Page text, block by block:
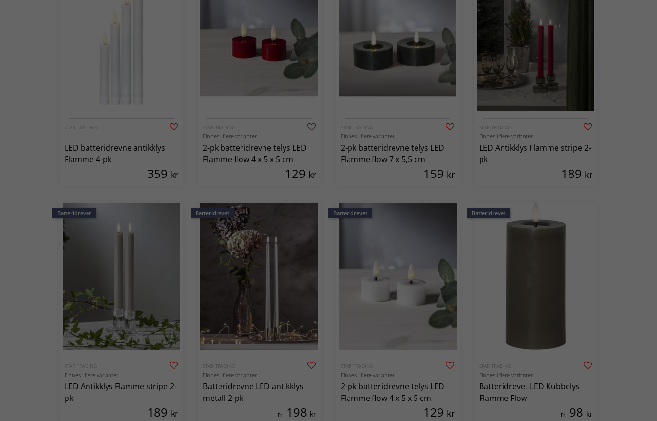
STAR TRADING
LED batteridrevne antikklys
Flamme 4-pk
359 kr
STAR TRADING
Finnes i flere varianter
2-pk batteridrevne telys LED
Flamme flow 4 x 5 x 5 cm
129 kr
STAR TRADING
Finnes i flere varianter
2-pk batteridrevne telys LED
Flamme flow 7 x 5,5 cm
159 kr
STAR TRADING
Finnes i flere varianter
LED Antikklys Flamme stripe 2-
pk
189 kr
Batteridrevet
STAR TRADING
Finnes i flere varianter
LED Antikklys Flamme stripe 2-
pk
189 kr
Batteridrevet
STAR TRADING
Finnes i flere varianter
Batteridrevne LED antikklys
metall 2-pk
Fr. 198 kr
Batteridrevet
STAR TRADING
Finnes i flere varianter
2-pk batteridrevne telys LED
Flamme flow 4 x 5 x 5 cm
129 kr
Batteridrevet
STAR TRADING
Finnes i flere varianter
Batteridrevet LED Kubbelys
Flamme Flow
Fr. 98 kr